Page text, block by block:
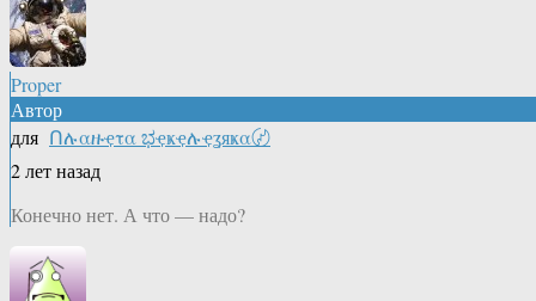
Proper
Автор
для Ոሉαዙҿτα ಭҿҝҿሉҿʓяҝα〄
2 лет назад
Конечно нет. А что — надо?